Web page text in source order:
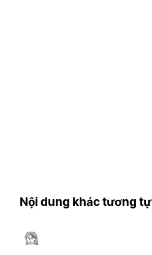
Nội dung khác tương tự